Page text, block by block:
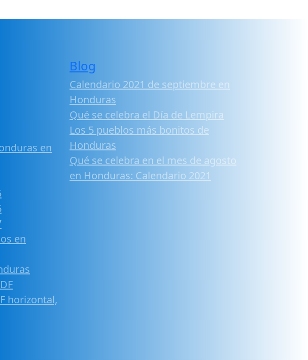
en
en
horizontal,
Blog
Calendario 2021 de septiembre en
Honduras
Qué se celebra el Día de Lempira
Los 5 pueblos más bonitos de
Honduras
Qué se celebra en el mes de agosto
en Honduras: Calendario 2021